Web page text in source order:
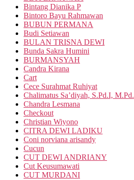
Bintang Dianika P
Bintoro Bayu Rahmawan
BUBUN PERMANA
Budi Setiawan
BULAN TRISNA DEWI
Bunda Sakra Humini
BURMANSYAH
Candra Kirana
Cart
Cece Surahmat Ruhiyat
Chalimatus Sa’diyah, S.Pd.I, M.Pd.
Chandra Lesmana
Checkout
Christian Wiyono
CITRA DEWI LADIKU
Coni norviana arisandy
Cucun
CUT DEWI ANDRIANY
Cut Keusumawati
CUT MURDANI